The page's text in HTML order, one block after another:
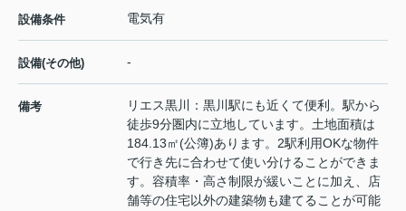
設備条件 電気有
設備(その他) -
備考
リエス黒川：黒川駅にも近くて便利。駅から
徒歩9分圏内に立地しています。土地面積は
184.13㎡(公簿)あります。2駅利用OKな物件
で行き先に合わせて使い分けることができま
す。容積率・高さ制限が緩いことに加え、店
舗等の住宅以外の建築物も建てることが可能